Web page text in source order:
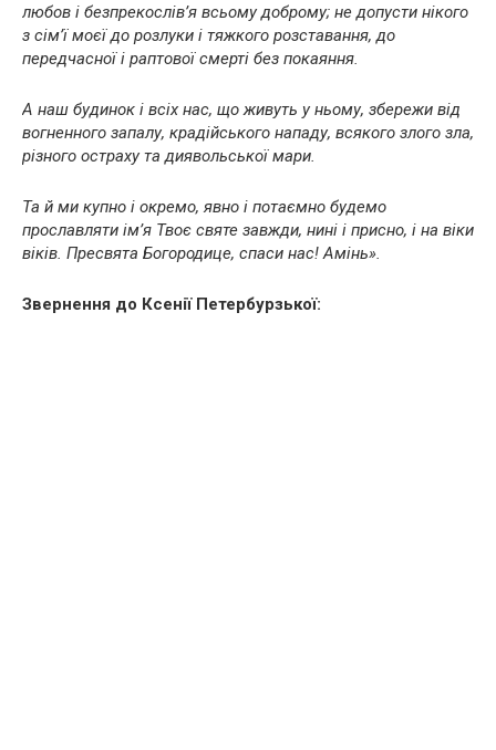
любов і безпрекослів’я всьому доброму; не допусти нікого
з сім’ї моєї до розлуки і тяжкого розставання, до
передчасної і раптової смерті без покаяння.
А наш будинок і всіх нас, що живуть у ньому, збережи від
вогненного запалу, крадійського нападу, всякого злого зла,
різного остраху та диявольської мари.
Та й ми купно і окремо, явно і потаємно будемо
прославляти ім’я Твоє святе завжди, нині і присно, і на віки
віків. Пресвята Богородице, спаси нас! Амінь».
Звернення до Ксенії Петербурзької: